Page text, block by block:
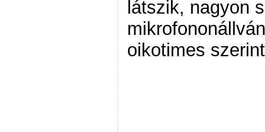
látszik, nagyon
oikotimes